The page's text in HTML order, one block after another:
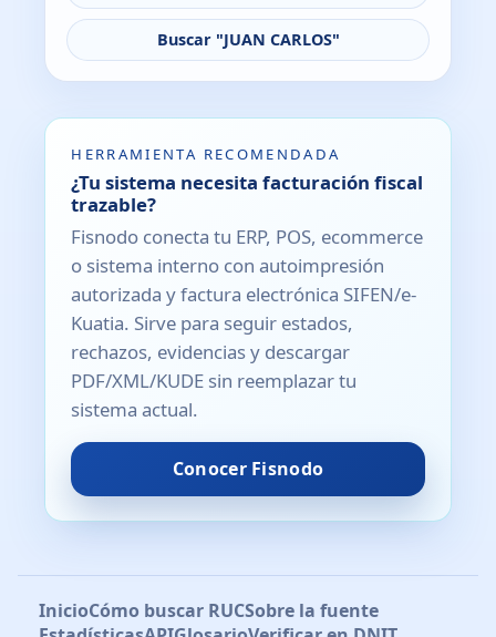
Buscar "JUAN CARLOS"
HERRAMIENTA RECOMENDADA
¿Tu sistema necesita facturación fiscal
trazable?
Fisnodo conecta tu ERP, POS, ecommerce
o sistema interno con autoimpresión
autorizada y factura electrónica SIFEN/e-
Kuatia. Sirve para seguir estados,
rechazos, evidencias y descargar
PDF/XML/KUDE sin reemplazar tu
sistema actual.
Conocer Fisnodo
InicioCómo buscar RUCSobre la fuente